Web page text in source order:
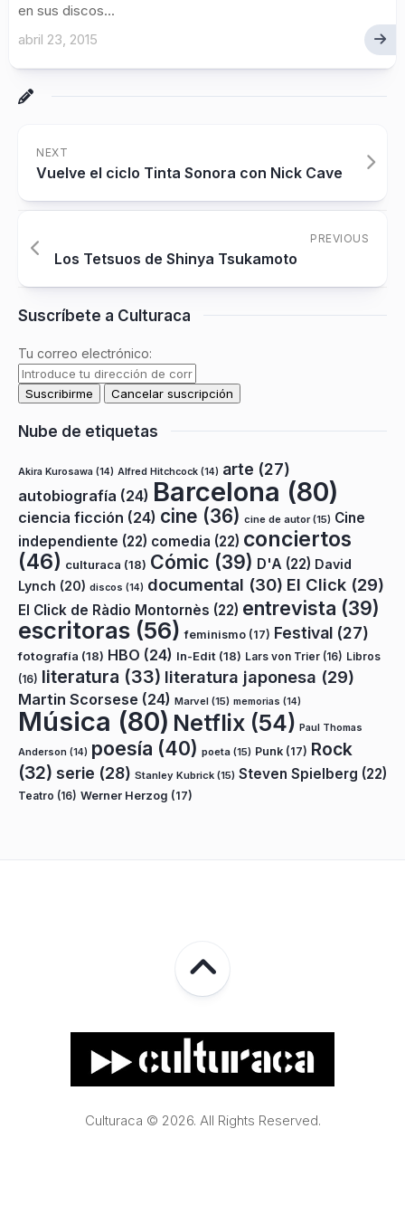
en sus discos...
abril 23, 2015
NEXT
Vuelve el ciclo Tinta Sonora con Nick Cave
PREVIOUS
Los Tetsuos de Shinya Tsukamoto
Suscríbete a Culturaca
Tu correo electrónico:
Nube de etiquetas
Akira Kurosawa (14) Alfred Hitchcock (14) arte (27)
autobiografía (24) Barcelona (80)
ciencia ficción (24) cine (36) cine de autor(15) Cine
independiente (22) comedia (22) conciertos
(46) culturaca (18) Cómic (39) D'A (22) David
Lynch (20) discos (14) documental (30) El Click (29)
El Click de Ràdio Montornès (22) entrevista (39)
escritoras (56) feminismo (17) Festival (27)
fotografía (18) HBO (24) In-Edit (18) Lars von Trier (16) Libros
(16) literatura (33) literatura japonesa (29)
Martin Scorsese (24) Marvel (15) memorias (14)
Música (80) Netflix (54) Paul Thomas
Anderson (14) poesía (40) poeta (15) Punk (17) Rock
(32) serie (28) Stanley Kubrick (15) Steven Spielberg (22)
Teatro (16) Werner Herzog (17)
Culturaca © 2026. All Rights Reserved.